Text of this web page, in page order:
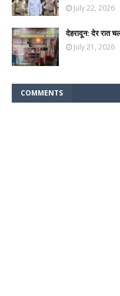
July 22, 2026
देहरादून: देर रात
July 21, 2026
COMMENTS